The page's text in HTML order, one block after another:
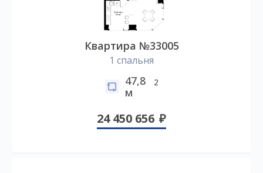
Квартира №33005
1 спальня
47,8
м
2
24 450 656